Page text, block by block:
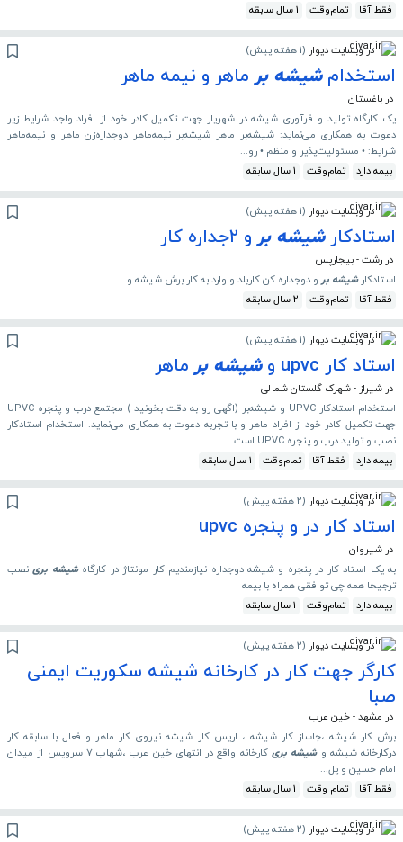
فقط آقا
تمام‌وقت 1 سال سابقه
در وبسایت دیوار (1 هفته پیش )
استخدامشیشه برماهر و نیمه ماهر
در باغستان
یک کارگاه تولید و فرآوری شیشه در شهریار جهت تکمیل کادر خود از افراد واجد شرایط زیر
دعوت به همکاری می‌نماید: شیشه‌بر ماهر شیشه‌بر نیمه‌ماهر دوجداره‌زن ماهر و نیمه‌ماهر
شرایط: • مسئولیت‌پذیر و منظم • رو...
بیمه دارد
تمام‌وقت 1 سال سابقه
در وبسایت دیوار (1 هفته پیش )
استادکارشیشه برو ۲جداره کار
در رشت - بیجارپس
استادکارشیشه بر و دوجداره کن کاربلد و وارد به کار برش شیشه و
فقط آقا
تمام‌وقت 2 سال سابقه
در وبسایت دیوار (1 هفته پیش )
استاد کار upvc و شیشه برماهر
در شیراز - شهرک گلستان شمالی
استخدام استادکار UPVC و شیشه‌بر (اگهی رو به دقت بخونید ) مجتمع درب و پنجره UPVC
جهت تکمیل کادر خود از افراد ماهر و با تجربه دعوت به همکاری می‌نماید. استخدام استادکار
نصب و تولید درب و پنجره UPVC است...
بیمه دارد
فقط آقا تمام‌وقت 1 سال سابقه
در وبسایت دیوار (2 هفته پیش )
استاد کار در و پنجره upvc
در شیروان
به یک استاد کار در پنجره و شیشه دوجداره نیازمندیم کار مونتاژ در کارگاهشیشه برینصب
ترجیحا همه چی توافقی همراه با بیمه
بیمه دارد
تمام‌وقت 1 سال سابقه
در وبسایت دیوار (2 هفته پیش )
کارگر جهت کار در کارخانه شیشه سکوریت ایمنی
صبا
در مشهد - خین عرب
برش کار شیشه ،جاساز کار شیشه ، اریس کار شیشه نیروی کار ماهر و فعال با سابقه کار
درکارخانه شیشه وشیشه بری
کارخانه واقع در انتهای خین عرب ،شهاب ۷ سرویس از میدان
امام حسین و پل...
فقط آقا
تمام وقت 1 سال سابقه
در وبسایت دیوار (2 هفته پیش )